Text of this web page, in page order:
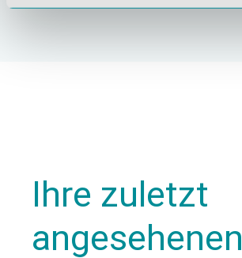
Ihre zuletzt
angesehenen